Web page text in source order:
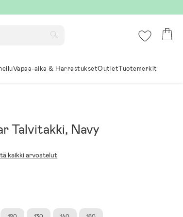
Vapaa-aika & HarrastuksetOutletTuotemerkit
Talvitakki, Navy
kaikki arvostelut